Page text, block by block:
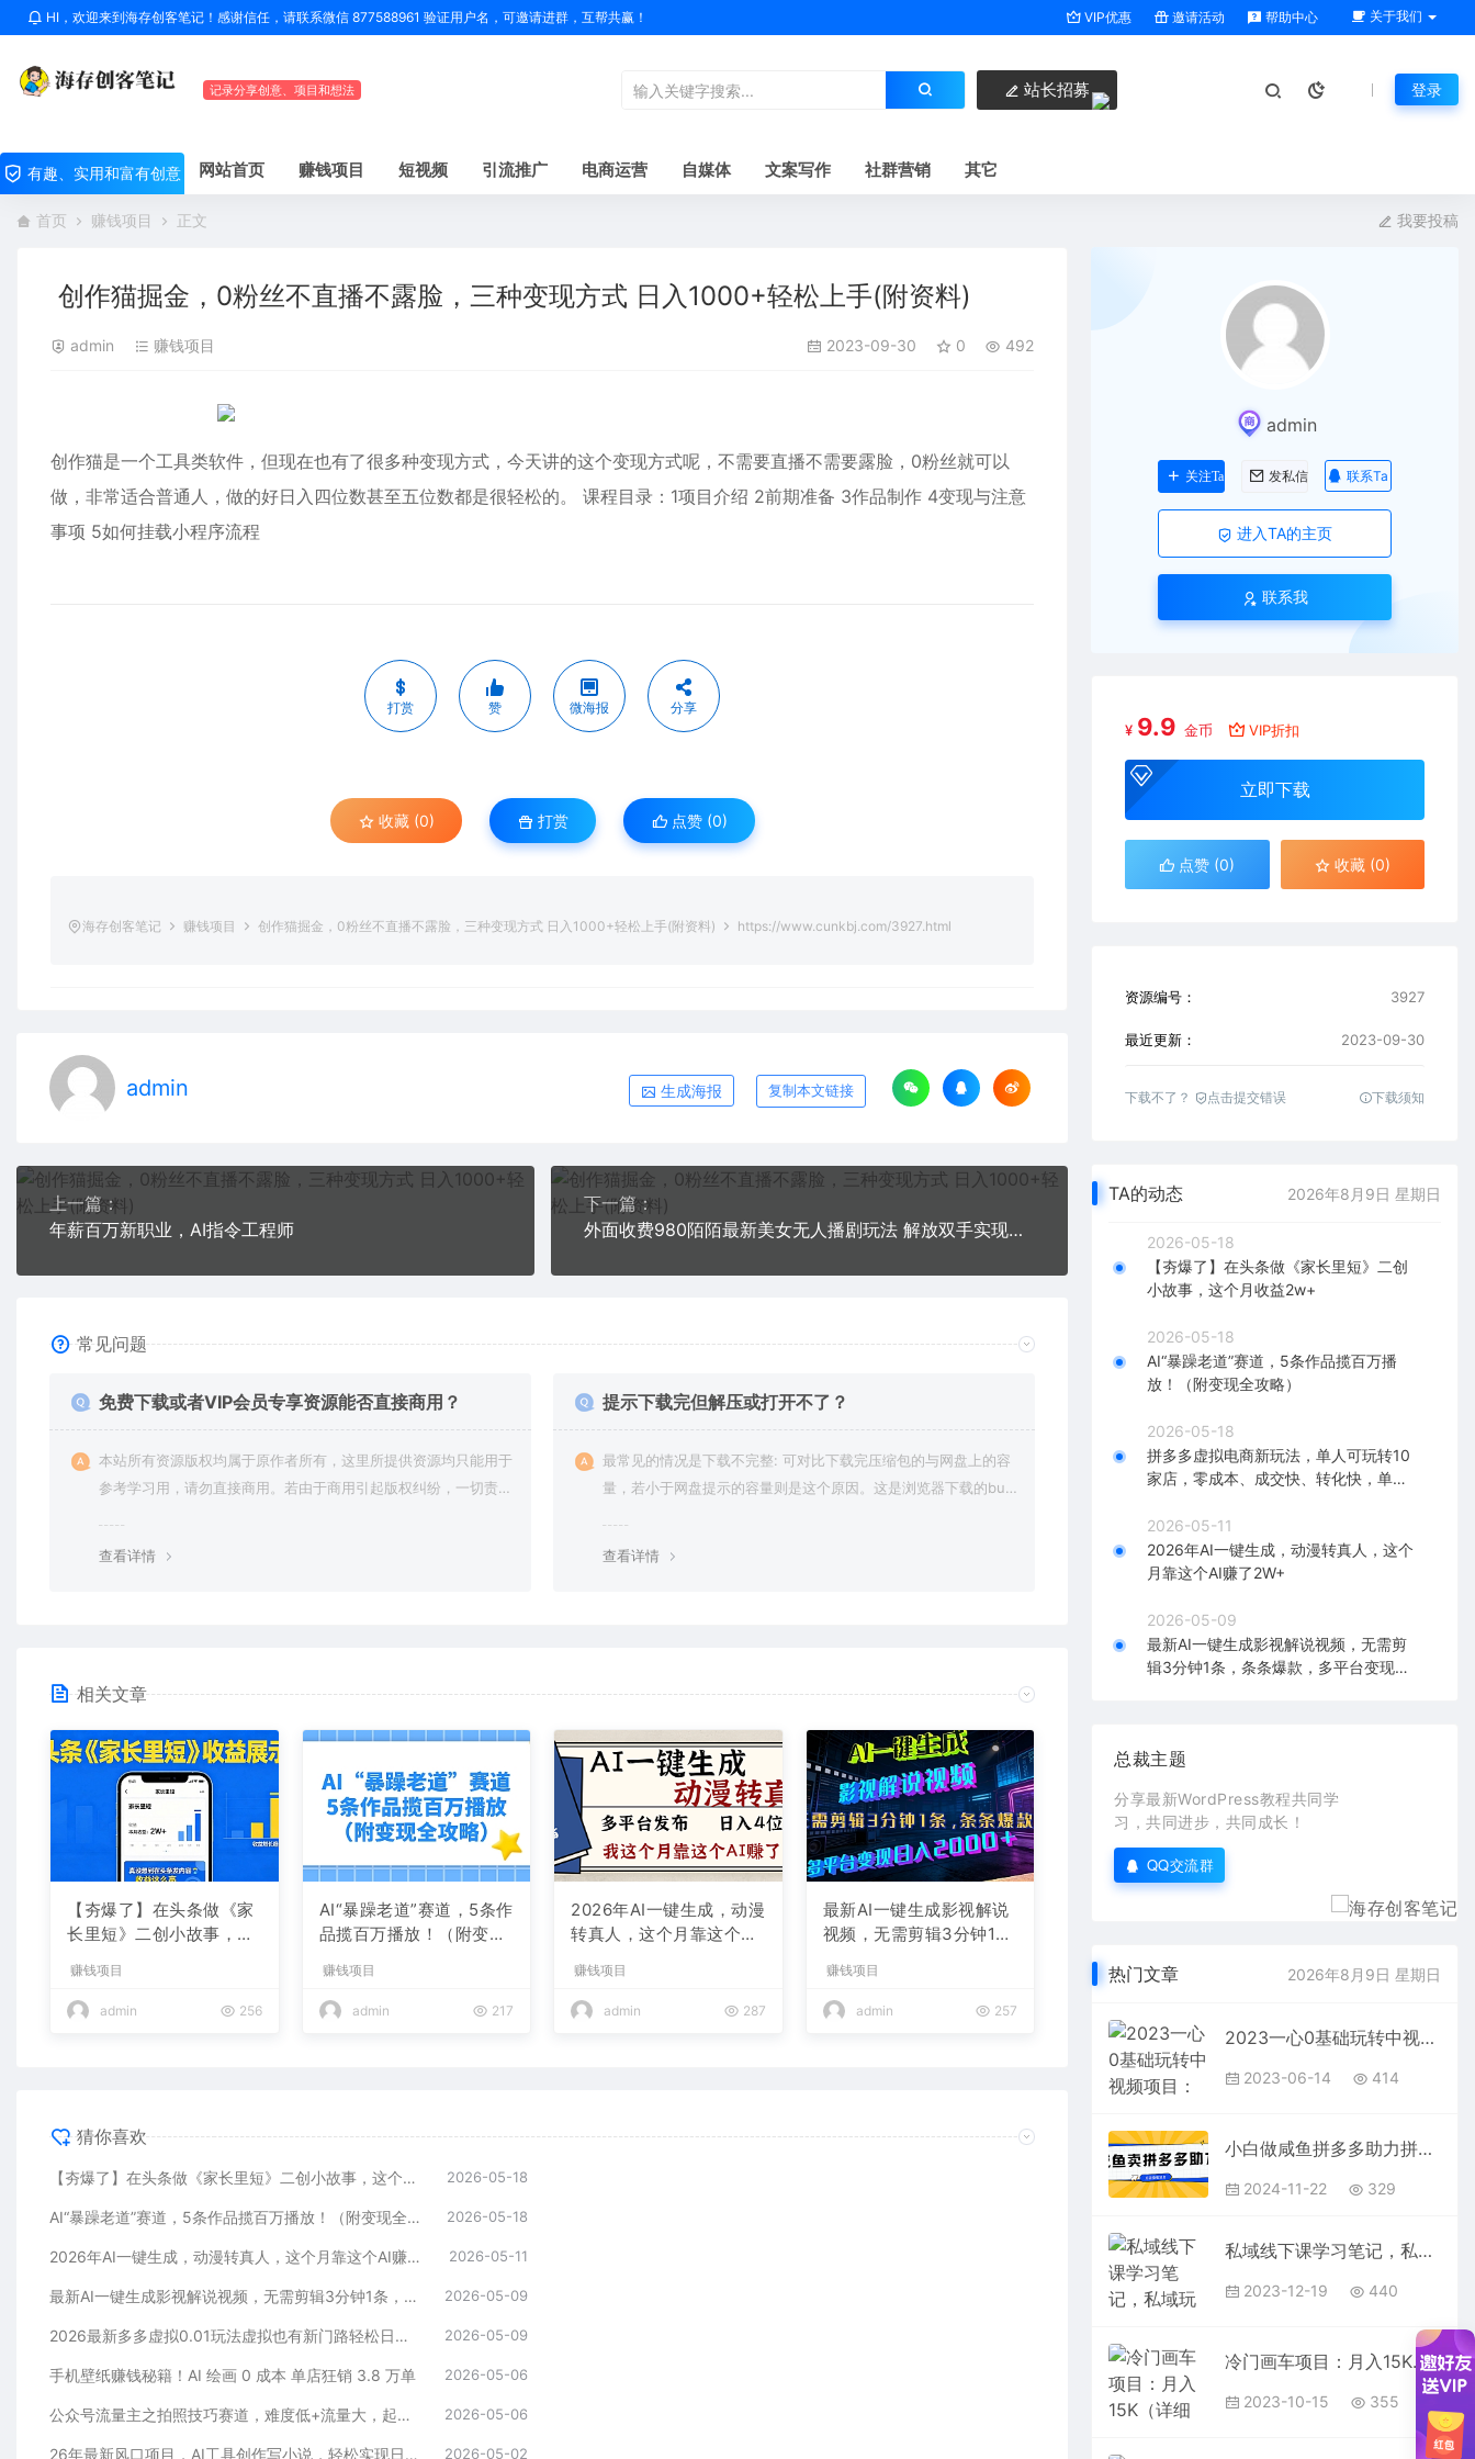
HI，欢迎来到海存创客笔记！感谢信任，请联系微信 877588961 验证用户名，可邀请进群，互帮共赢！ VIP优惠 邀请活动 帮助中心 关于我们
记录分享创意、项目和想法 站长招募 登录
有趣、实用和富有创意 网站首页 赚钱项目 短视频 引流推广 电商运营 自媒体 文案写作 社群营销 其它
首页 赚钱项目 正文 我要投稿
创作猫掘金，0粉丝不直播不露脸，三种变现方式 日入1000+轻松上手(附资料)
admin 赚钱项目 2023-09-30 0 492
创作猫是一个工具类软件，但现在也有了很多种变现方式，今天讲的这个变现方式呢，不需要直播不需要露脸，0粉丝就可以
做，非常适合普通人，做的好日入四位数甚至五位数都是很轻松的。 课程目录：1项目介绍 2前期准备 3作品制作 4变现与注意
事项 5如何挂载小程序流程
打赏 赞 微海报 分享
收藏 (0) 打赏 点赞 (0)
海存创客笔记 赚钱项目 创作猫掘金，0粉丝不直播不露脸，三种变现方式 日入1000+轻松上手(附资料) https://www.cunkbj.com/3927.html
admin 生成海报 复制本文链接
上一篇：
年薪百万新职业，AI指令工程师
下一篇：
外面收费980陌陌最新美女无人播剧玩法 解放双手实现躺赚（附100G影视资源）
常见问题
免费下载或者VIP会员专享资源能否直接商用？
本站所有资源版权均属于原作者所有，这里所提供资源均只能用于
参考学习用，请勿直接商用。若由于商用引起版权纠纷，一切责任
查看详情
提示下载完但解压或打开不了？
最常见的情况是下载不完整: 可对比下载完压缩包的与网盘上的容
量，若小于网盘提示的容量则是这个原因。这是浏览器下载的bu
查看详情
相关文章
【夯爆了】在头条做《家
长里短》二创小故事，这
赚钱项目
admin 256
AI“暴躁老道”赛道，5条作
品揽百万播放！（附变现
赚钱项目
admin 217
2026年AI一键生成，动漫
转真人，这个月靠这个AI
赚钱项目
admin 287
最新AI一键生成影视解说
视频，无需剪辑3分钟1
现日入2000+
赚钱项目
admin 257
猜你喜欢
【夯爆了】在头条做《家长里短》二创小故事，这个月收益2w+ 2026-05-18
AI“暴躁老道”赛道，5条作品揽百万播放！（附变现全攻略） 2026-05-18
2026年AI一键生成，动漫转真人，这个月靠这个AI赚了2W+ 2026-05-11
最新AI一键生成影视解说视频，无需剪辑3分钟1条，条条爆款，多平台变现日入2000+ 2026-05-09
2026最新多多虚拟0.01玩法虚拟也有新门路轻松日入2500! 2026-05-09
手机壁纸赚钱秘籍！AI 绘画 0 成本 单店狂销 3.8 万单 2026-05-06
公众号流量主之拍照技巧赛道，难度低+流量大，起号第一篇就爆了10w阅读！ 2026-05-06
26年最新风口项目，AI工具创作写小说，轻松实现日入1000+ 2026-05-02
admin
关注Ta 发私信 联系Ta
进入TA的主页
联系我
¥ 9.9 金币 VIP折扣
立即下载
点赞 (0) 收藏 (0)
资源编号： 3927
最近更新： 2023-09-30
下载不了？ 点击提交错误 下载须知
TA的动态 2026年8月9日 星期日
2026-05-18
【夯爆了】在头条做《家长里短》二创
小故事，这个月收益2w+
2026-05-18
AI“暴躁老道”赛道，5条作品揽百万播
放！（附变现全攻略）
2026-05-18
拼多多虚拟电商新玩法，单人可玩转10
家店，零成本、成交快、转化快，单店
2026-05-11
2026年AI一键生成，动漫转真人，这个
月靠这个AI赚了2W+
2026-05-09
最新AI一键生成影视解说视频，无需剪
辑3分钟1条，条条爆款，多平台变现日
总裁主题
分享最新WordPress教程共同学
习，共同进步，共同成长！
QQ交流群
热门文章 2026年8月9日 星期日
2023一心0基础玩转中视频项目：平台不倒，一直做到老
2023-06-14 414
小白做咸鱼拼多多助力拼单，轻松好上手，日赚800+
2024-11-22 329
私域线下课学习笔记，私域玩家必看【文档】
2023-12-19 440
冷门画车项目：月入15K（详细教程+素材+软件）
2023-10-15 355